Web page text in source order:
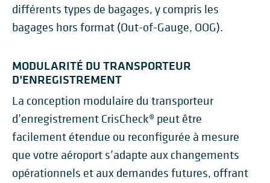
différents types de bagages, y compris les
bagages hors format (Out-of-Gauge, OOG).
MODULARITÉ DU TRANSPORTEUR
D’ENREGISTREMENT
La conception modulaire du transporteur
d’enregistrement CrisCheck® peut être
facilement étendue ou reconfigurée à mesure
que votre aéroport s’adapte aux changements
opérationnels et aux demandes futures, offrant